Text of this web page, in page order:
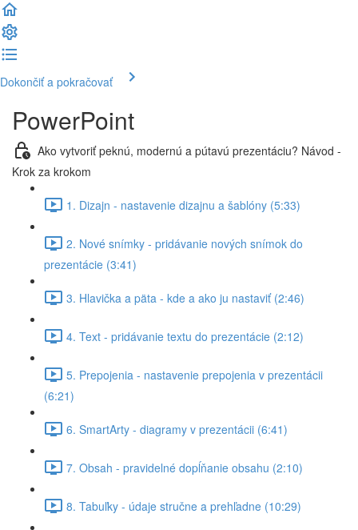
Dokončiť a pokračovať
PowerPoint
Ako vytvoriť peknú, modernú a pútavú prezentáciu? Návod -
Krok za krokom
1. Dizajn - nastavenie dizajnu a šablóny (5:33)
2. Nové snímky - pridávanie nových snímok do
prezentácie (3:41)
3. Hlavička a päta - kde a ako ju nastaviť (2:46)
4. Text - pridávanie textu do prezentácie (2:12)
5. Prepojenia - nastavenie prepojenia v prezentácii
(6:21)
6. SmartArty - diagramy v prezentácii (6:41)
7. Obsah - pravidelné dopĺňanie obsahu (2:10)
8. Tabuľky - údaje stručne a prehľadne (10:29)